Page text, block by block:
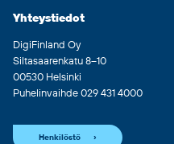
Yhteystiedot
DigiFinland Oy
Siltasaarenkatu 8–10
00530 Helsinki
Puhelinvaihde 029 431 4000
Henkilöstö